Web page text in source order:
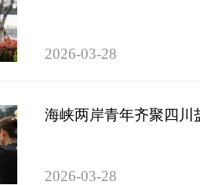
2026-03-28
海峡两岸青年齐聚四川
2026-03-28